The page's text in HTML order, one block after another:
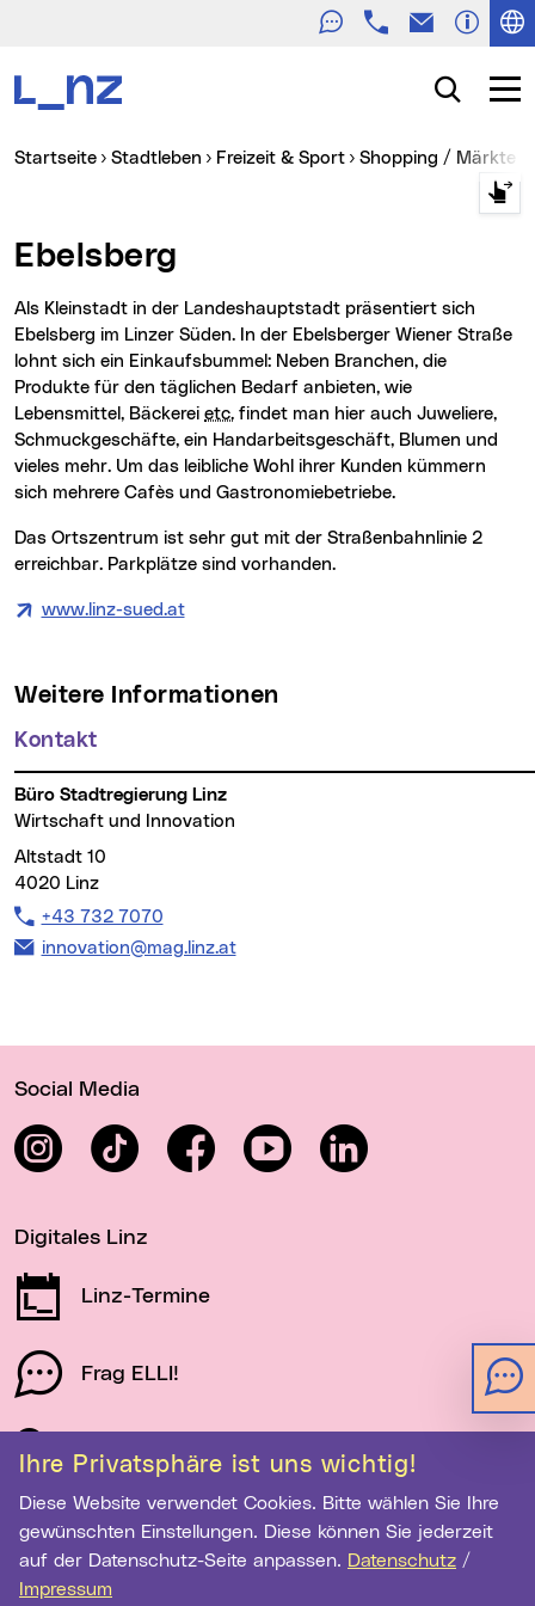
Ihre Privatsphäre ist uns wichtig!
Diese Website verwendet Cookies. Bitte wählen Sie Ihre
gewünschten Einstellungen. Diese können Sie jederzeit
auf der Datenschutz-Seite anpassen. Datenschutz /
Impressum
TelefonE-Mail
Suche
Sie sind hier:
Startseite Stadtleben Freizeit & Sport Shopping / Märkte
Ebelsberg
Als Kleinstadt in der Landeshauptstadt präsentiert sich
Ebelsberg im Linzer Süden. In der Ebelsberger Wiener Straße
lohnt sich ein Einkaufsbummel: Neben Branchen, die
Produkte für den täglichen Bedarf anbieten, wie
Lebensmittel, Bäckerei etc. findet man hier auch Juweliere,
Schmuckgeschäfte, ein Handarbeitsgeschäft, Blumen und
vieles mehr. Um das leibliche Wohl ihrer Kunden kümmern
sich mehrere Cafès und Gastronomiebetriebe.
Das Ortszentrum ist sehr gut mit der Straßenbahnlinie 2
erreichbar. Parkplätze sind vorhanden.
www.linz-sued.at
Weitere Informationen
Kontakt
Büro Stadtregierung Linz
Wirtschaft und Innovation
Altstadt 10
4020 Linz
Telefon:
+43 732 7070
E-Mail Adresse:
innovation@mag.linz.at
Social Media
InstagramTikTok FacebookYouTube LinkedIn
Digitales Linz
Linz-Termine
Frag ELLI!
Schau auf Linz
Newsletter-Anmeldung
E-Mail-Adresse eingeben